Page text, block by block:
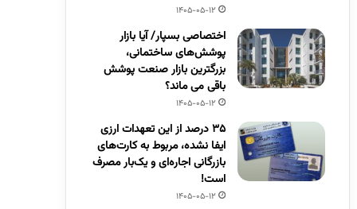
1405-05-12
اختصاصی بسپار/ آیا بازار
پوشش‌های ساختمانی،
بزرگترین بازار صنعت پوشش
باقی می ماند؟
1405-05-12
۳۵ درصد از این تعهدات ارزی
ایفا نشده، مربوط به کارت‌های
بازرگانی اجاره‌ای و یک‌بار مصرف
است!
1405-05-12